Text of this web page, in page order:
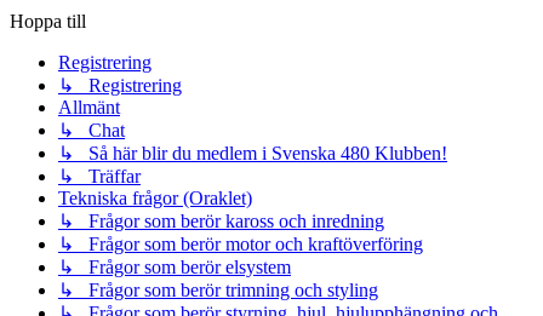
Hoppa till
Registrering
↳ Registrering
Allmänt
↳ Chat
↳ Så här blir du medlem i Svenska 480 Klubben!
↳ Träffar
Tekniska frågor (Oraklet)
↳ Frågor som berör kaross och inredning
↳ Frågor som berör motor och kraftöverföring
↳ Frågor som berör elsystem
↳ Frågor som berör trimning och styling